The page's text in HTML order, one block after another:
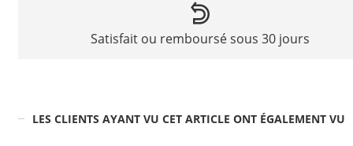
Satisfait ou remboursé sous 30 jours
LES CLIENTS AYANT VU CET ARTICLE ONT ÉGALEMENT VU